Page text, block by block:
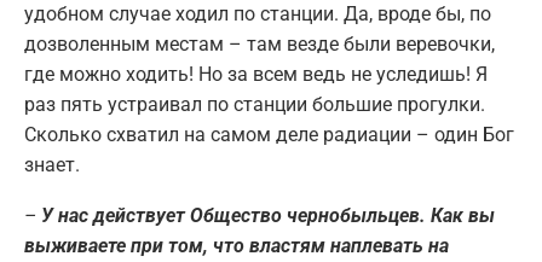
удобном случае ходил по станции. Да, вроде бы, по
дозволенным местам – там везде были веревочки,
где можно ходить! Но за всем ведь не уследишь! Я
раз пять устраивал по станции большие прогулки.
Сколько схватил на самом деле радиации – один Бог
знает.
– У нас действует Общество чернобыльцев. Как вы
выживаете при том, что властям наплевать на